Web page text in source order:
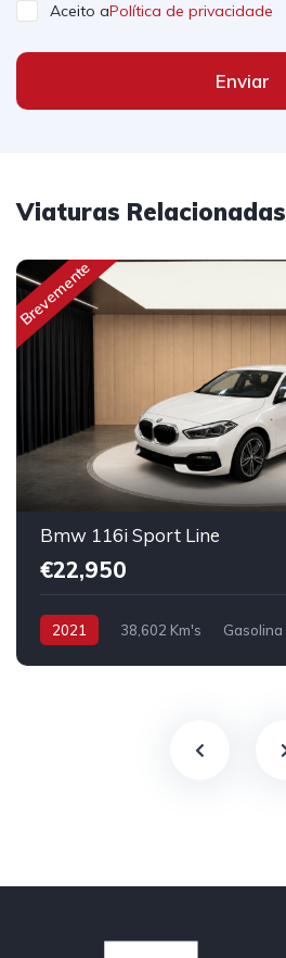
Aceito aPolítica de privacidade
Enviar
Viaturas Relacionadas
Brevemente
Bmw 116i Sport Line
€22,950
2021 38,602 Km's Gasolina